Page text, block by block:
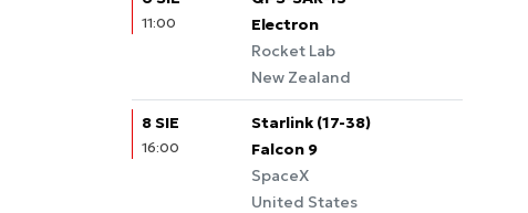
11:00
Electron
Rocket Lab
New Zealand
8 SIE
16:00
Starlink (17-38)
Falcon 9
SpaceX
United States